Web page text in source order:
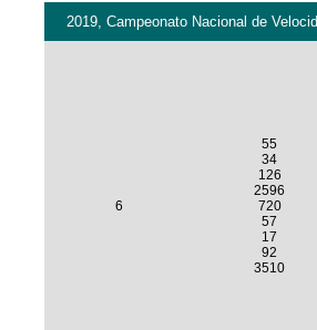
2019, Campeonato Nacional de
6
55
34
126
2596
720
57
17
92
3510